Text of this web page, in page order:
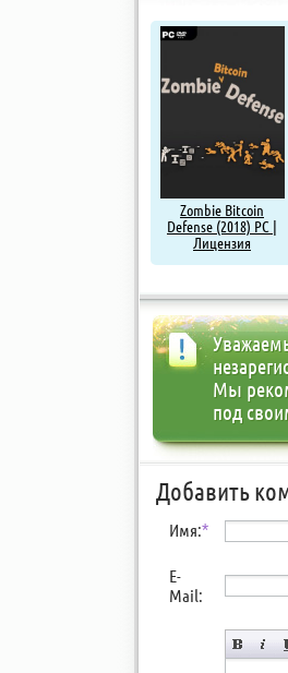
Zombie Bitcoin
Defense (2018) PC |
Лицензия
Мы
под
Добавить
Имя:*
E-
Mail: